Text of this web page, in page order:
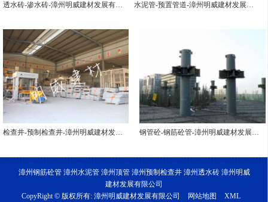
透水砖-渗水砖-漳州明威建材发展有限公司 水泥管-预置管道-漳州明威建材发展有限公司
检查井-预制检查井-漳州明威建材发展有限公司 钢管砼-钢筋砼管-漳州明威建材发展有限公司
漳州钢筋砼管 漳州水泥管 漳州顶管 漳州预制检查井 漳州透水砖 漳州明威
建材发展有限公司
CopyRight © 版权所有: 漳州明威建材发展有限公司 网站地图 XML